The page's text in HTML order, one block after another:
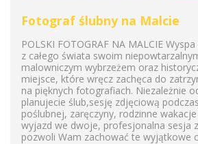
Fotograf ślubny na Malcie
POLSKI FOTOGRAF NA MALCIE
z całego świata swoim
malowniczym wybrzeżem oraz
miejsce, które wręcz zachęca do
na pięknych fotografiach. Niezależnie
planujecie ślub,sesję zdjęciową
poślubnej, zaręczyny, rodzinne
wyjazd we dwoje, profesjonalna sesja
pozwoli Wam zachować te wyjątkowe